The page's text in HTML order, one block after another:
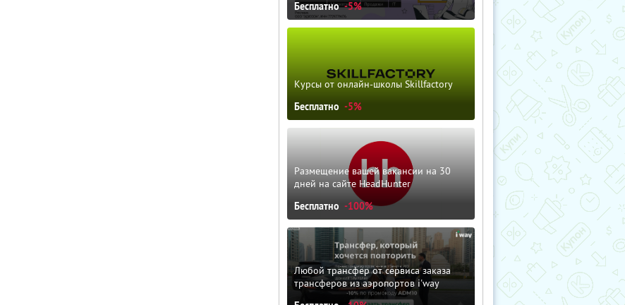
Бесплатно -5%
Курсы от онлайн-школы Skillfactory
Бесплатно -5%
Размещение вашей вакансии на 30
дней на сайте HeadHunter
Бесплатно -100%
Любой трансфер от сервиса заказа
трансферов из аэропортов i'way